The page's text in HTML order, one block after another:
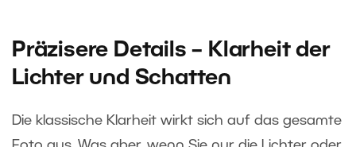
Präzisere Details – Klarheit der
Lichter und Schatten
Die klassische Klarheit wirkt sich auf das gesamte